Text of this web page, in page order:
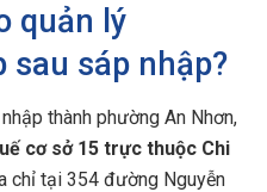
quản lý
sau sáp nhập?
thành phường An Nhơn,
cơ sở 15 trực thuộc Chi
chỉ tại 354 đường Nguyễn